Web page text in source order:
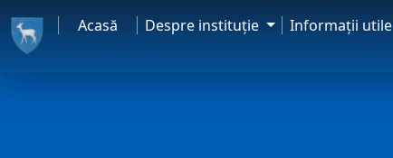
Acasă Despre instituţie Informaţii utile